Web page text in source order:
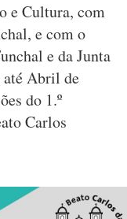
e Cultura, com
e com o
e da Junta
até Abril de
do 1.º
Carlos